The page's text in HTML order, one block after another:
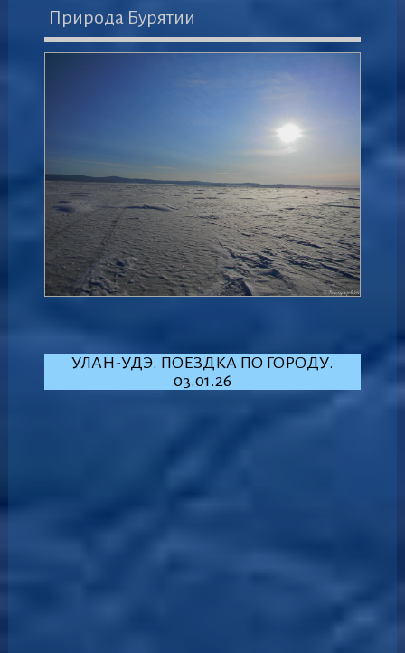
Природа Бурятии
УЛАН-УДЭ. ПОЕЗДКА ПО ГОРОДУ.
03.01.26